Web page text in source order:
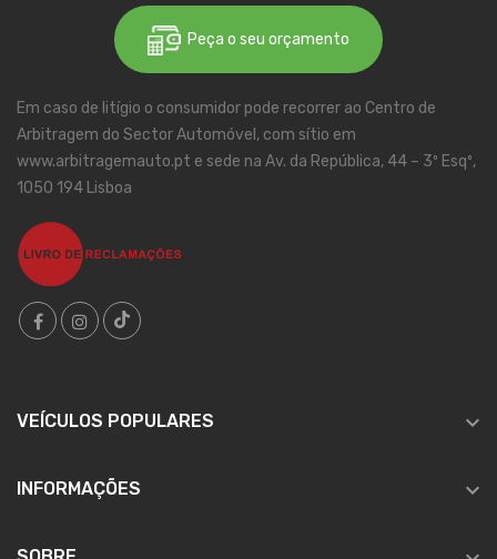
Peça o seu orçamento
Em caso de litígio o consumidor pode recorrer ao Centro de
Arbitragem do Sector Automóvel, com sítio em
www.arbitragemauto.pt e sede na Av. da República, 44 – 3º Esqº,
1050 194 Lisboa
VEÍCULOS POPULARES 
INFORMAÇÕES 